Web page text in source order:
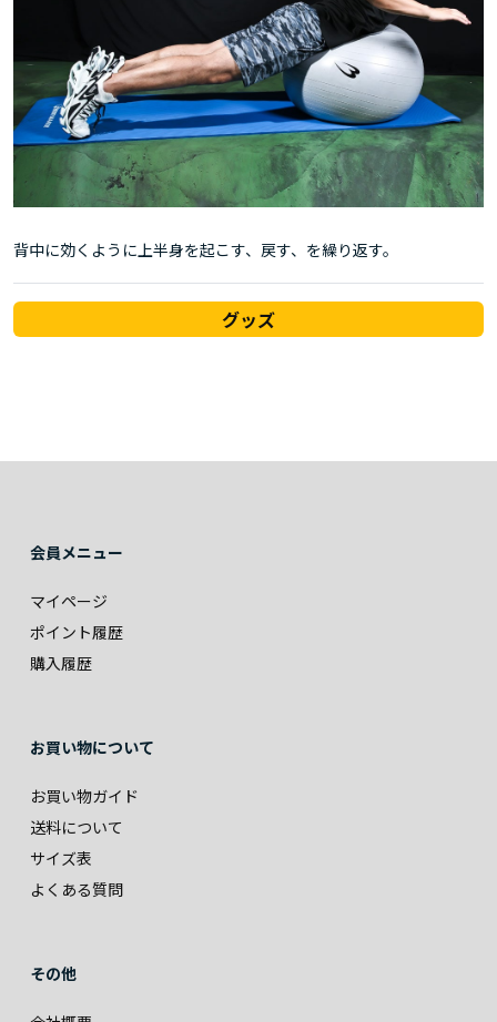
背中に効くように上半身を起こす、戻す、を繰り返す。
グッズ
会員メニュー
マイページ
ポイント履歴
購入履歴
お買い物について
お買い物ガイド
送料について
サイズ表
よくある質問
その他